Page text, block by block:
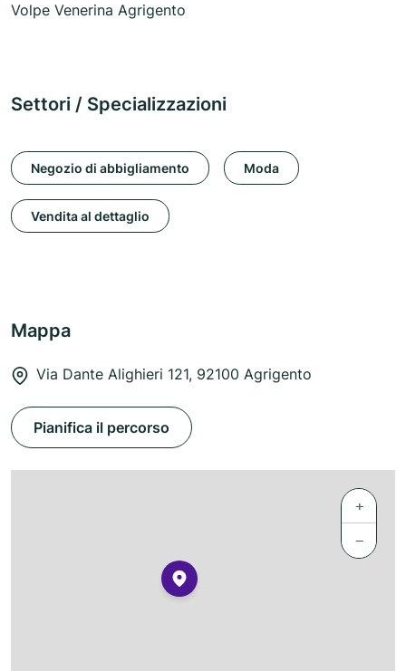
Volpe Venerina Agrigento
Settori / Specializzazioni
Negozio di abbigliamento Moda
Vendita al dettaglio
Mappa
Via Dante Alighieri 121, 92100 Agrigento
Pianifica il percorso
+
−